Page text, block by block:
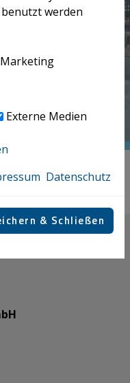
werden
Marketing
Externe Medien
Datenschutz
& Schließen